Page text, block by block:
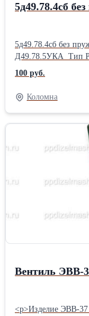
5д49.78.4сб
5д49.78.4сб без пружинок Манжета
Д49.78.5УКА Тип
фторкаучук/Сталь
упаковке 100
энергетика
100 руб.
Коломна
Вентиль ЭВВ-
<p>Изделие ЭВВ-37